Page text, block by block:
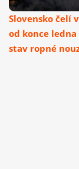
Slovensko čelí
od konce
stav ropné